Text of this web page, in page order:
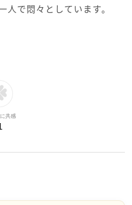
で悶々としています。
共感